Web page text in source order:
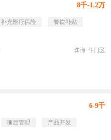
8千-1.2万
补充医疗保险
餐饮补贴
珠海·斗门区
6-9千
项目管理
产品开发